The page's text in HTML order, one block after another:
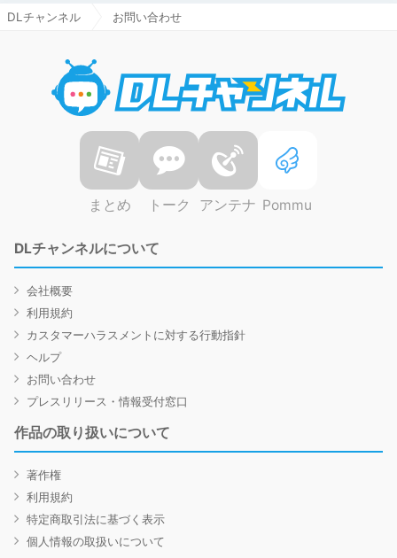
DLチャンネル お問い合わせ
まとめ トーク アンテナ Pommu
DLチャンネルについて
会社概要
利用規約
カスタマーハラスメントに対する行動指針
ヘルプ
お問い合わせ
プレスリリース・情報受付窓口
作品の取り扱いについて
著作権
利用規約
特定商取引法に基づく表示
個人情報の取扱いについて